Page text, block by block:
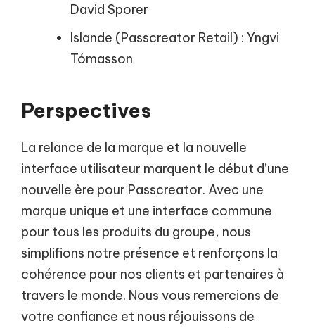
David Sporer
Islande (Passcreator Retail) : Yngvi
Tómasson
Perspectives
La relance de la marque et la nouvelle
interface utilisateur marquent le début d’une
nouvelle ère pour Passcreator. Avec une
marque unique et une interface commune
pour tous les produits du groupe, nous
simplifions notre présence et renforçons la
cohérence pour nos clients et partenaires à
travers le monde. Nous vous remercions de
votre confiance et nous réjouissons de